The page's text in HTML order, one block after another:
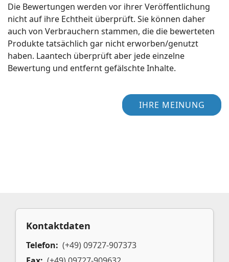
Die Bewertungen werden vor ihrer Veröffentlichung
nicht auf ihre Echtheit überprüft. Sie können daher
auch von Verbrauchern stammen, die die bewerteten
Produkte tatsächlich gar nicht erworben/genutzt
haben. Laantech überprüft aber jede einzelne
Bewertung und entfernt gefälschte Inhalte.
IHRE MEINUNG
Kontaktdaten
Telefon: (+49) 09727-907373